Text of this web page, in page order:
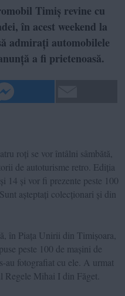
Timiș revine cu
în acest weekend la
admirați automobilele
a fi prietenoasă.
roți se vor întâlni sâmbătă,
de autoturisme retro. Ediția
14 și vor fi prezente peste 100
așteptați colecționari și din
în Piața Unirii din Timișoara,
peste 100 de mașini de
au fotografiat cu ele. A urmat
Mihai I din Făget.